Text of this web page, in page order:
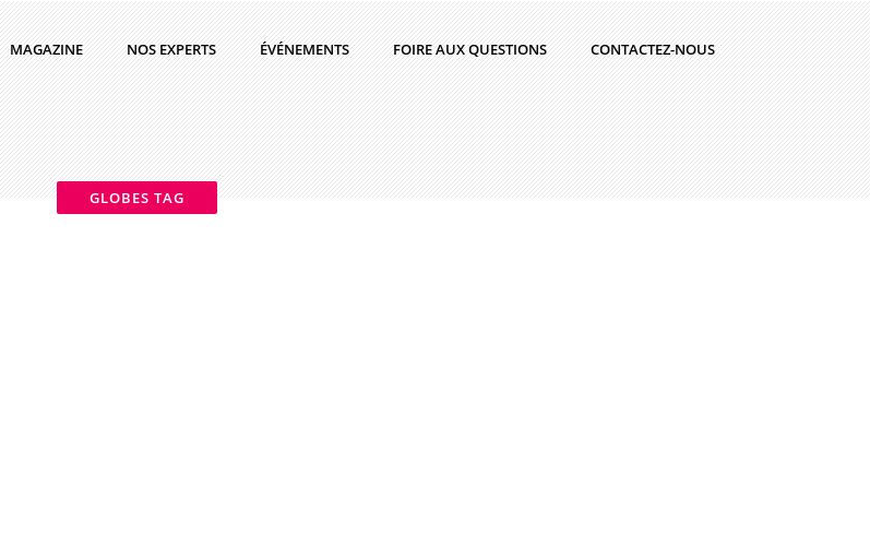
MAGAZINE NOS EXPERTS ÉVÉNEMENTS FOIRE AUX QUESTIONS CONTACTEZ-NOUS
GLOBES TAG